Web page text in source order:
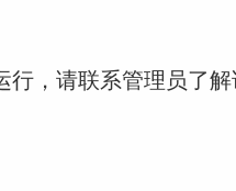
行，请联系管理员了